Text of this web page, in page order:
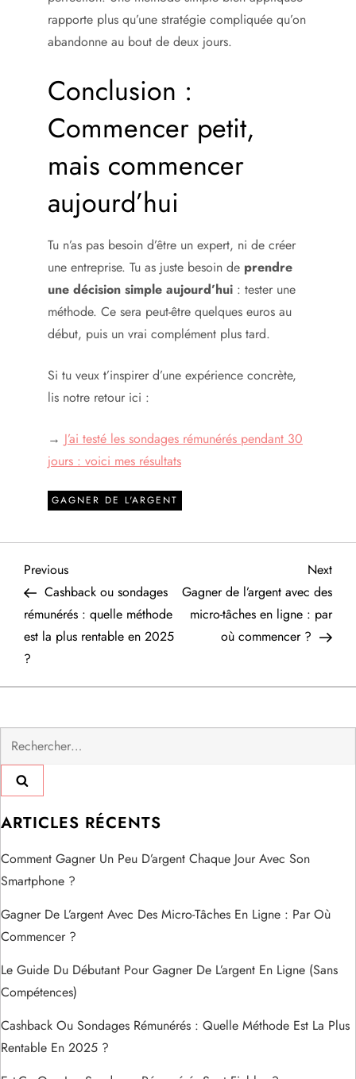
rapporte plus qu’une stratégie compliquée qu’on
abandonne au bout de deux jours.
Conclusion :
Commencer petit,
mais commencer
aujourd’hui
Tu n’as pas besoin d’être un expert, ni de créer
une entreprise. Tu as juste besoin de prendre
une décision simple aujourd’hui : tester une
méthode. Ce sera peut-être quelques euros au
début, puis un vrai complément plus tard.
Si tu veux t’inspirer d’une expérience concrète,
lis notre retour ici :
→ J’ai testé les sondages rémunérés pendant 30
jours : voici mes résultats
GAGNER DE L'ARGENT
N
a
v
i
g
a
t
i
o
n
d
e
l
’
Previous
Post
Previous
Cashback ou sondages
rémunérés : quelle méthode
est la plus rentable en 2025
?
Next
Post
Next
Gagner de l’argent avec des
micro-tâches en ligne : par
où commencer ?
Rechercher :
ARTICLES RÉCENTS
Comment Gagner Un Peu D’argent Chaque Jour Avec Son
Smartphone ?
Gagner De L’argent Avec Des Micro-Tâches En Ligne : Par Où
Commencer ?
Le Guide Du Débutant Pour Gagner De L’argent En Ligne (sans
Compétences)
Cashback Ou Sondages Rémunérés : Quelle Méthode Est La Plus
Rentable En 2025 ?